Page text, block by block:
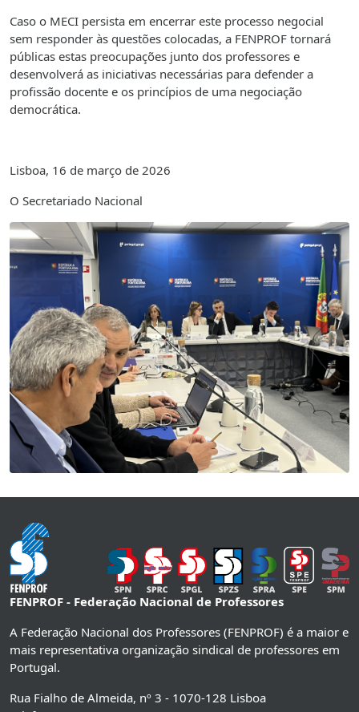
Caso o MECI persista em encerrar este processo negocial
sem responder às questões colocadas, a FENPROF tornará
públicas estas preocupações junto dos professores e
desenvolverá as iniciativas necessárias para defender a
profissão docente e os princípios de uma negociação
democrática.
Lisboa, 16 de março de 2026
O Secretariado Nacional
FENPROF - Federação Nacional de Professores
A Federação Nacional dos Professores (FENPROF) é a maior e
mais representativa organização sindical de professores em
Portugal.
Rua Fialho de Almeida, nº 3 - 1070-128 Lisboa